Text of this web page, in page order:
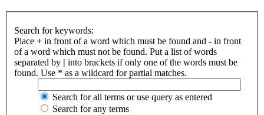
Search for keywords:
Place + in front of a word which must be found and - in front
of a word which must not be found. Put a list of words
separated by | into brackets if only one of the words must be
found. Use * as a wildcard for partial matches.
Search for all terms or use query as entered
Search for any terms